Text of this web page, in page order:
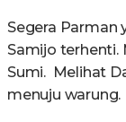
Segera Parman
Samijo terhenti.
Sumi. Melihat
menuju warung.